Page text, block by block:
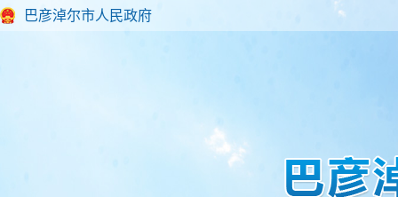
巴彦淖尔市人民政府